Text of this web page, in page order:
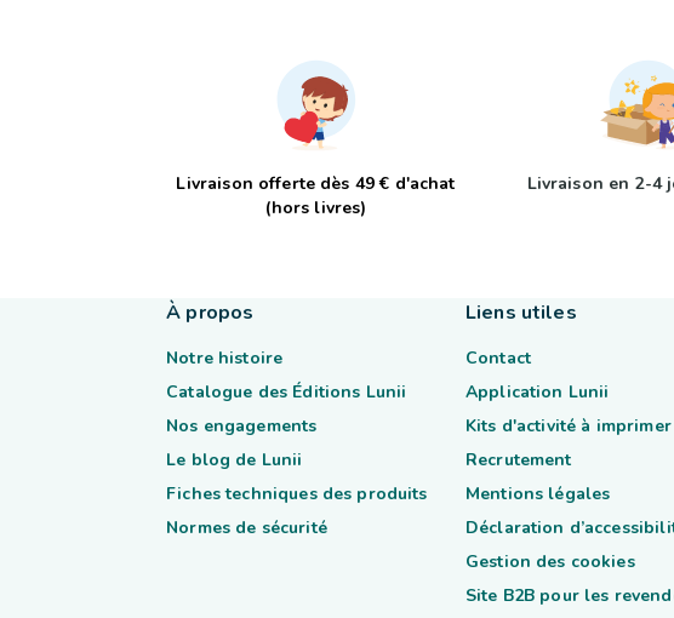
Livraison offerte dès 49 € d'achat
(hors livres)
Livraison en 2-4
À propos
Notre histoire
Catalogue des Éditions Lunii
Nos engagements
Le blog de Lunii
Fiches techniques des produits
Normes de sécurité
Liens utiles
Contact
Application Lunii
Kits d'activité à imprimer
Recrutement
Mentions légales
Déclaration
Gestion des cookies
Site B2B pour les